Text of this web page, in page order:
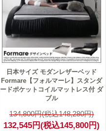
日本サイズ モダンレザーベッド
Formare【フォルマーレ】スタンダ
ードポケットコイルマットレス付 ダ
ブル
134,800円(税込148,280円)
132,545円(税込145,800円)